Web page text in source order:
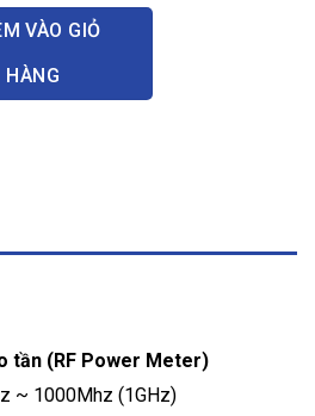
Power Meter) số lượng
VÀO GIỎ
HÀNG
tần (RF Power Meter)
(1GHz)